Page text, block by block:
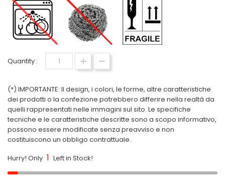
Quantity :
(*) IMPORTANTE: Il design, i colori, le forme, altre caratteristiche
dei prodotti o la confezione potrebbero differire nella realtà da
quelli rappresentati nelle immagini sul sito. Le specifiche
tecniche e le caratteristiche descritte sono a scopo informativo,
possono essere modificate senza preavviso e non
costituiscono un obbligo contrattuale.
Hurry! Only 1 Left in Stock!